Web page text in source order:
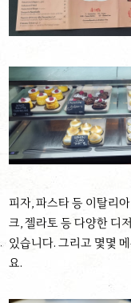
피자, 파스타 등 이탈리
크, 젤라토 등 다양한 디
있습니다. 그리고 몇몇
요.